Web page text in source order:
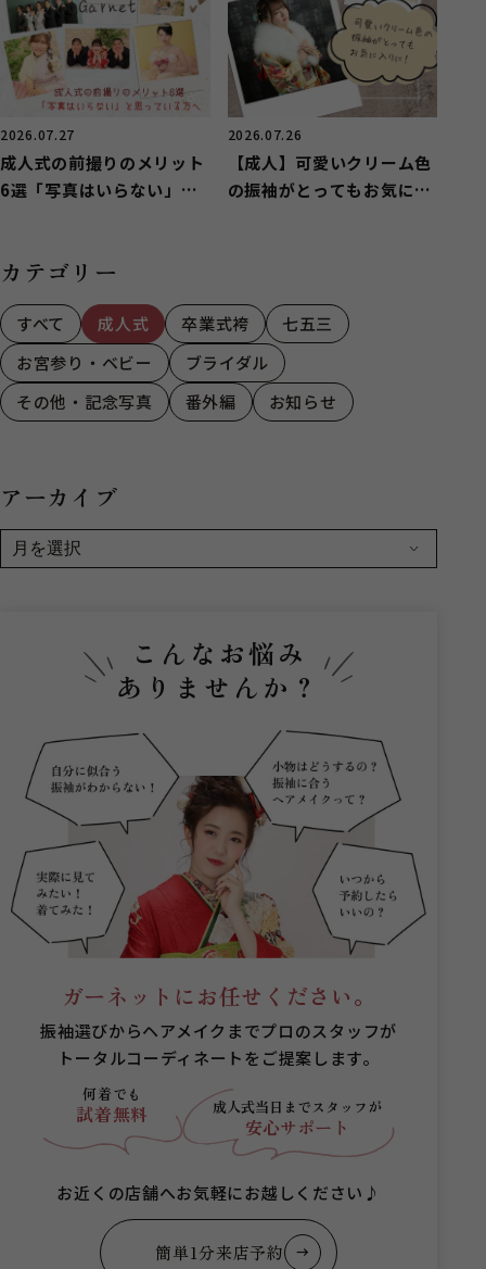
2026.07.27
成人式の前撮りのメリット
6選「写真はいらない」と
2026.07.26
【成人】可愛いクリーム色
の振袖がとってもお気に入
カテゴリー
すべて 成人式 卒業式袴
七五三
お宮参り・ベビー
ブライダル
その他・記念写真
番外編 お知らせ
アーカイブ
こんなお悩み
ありませんか？
ガーネットにお任せください。
振袖選びからヘアメイクまでプロのスタッフが
トータルコーディネートをご提案します。
何着でも
試着無料 成人式当日までスタッフが
安心サポート
お近くの店舗へお気軽にお越しください♪
簡単1分来店予約